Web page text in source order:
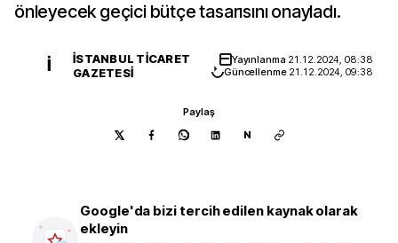
önleyecek geçici bütçe tasarısını onayladı.
İ
İSTANBUL TICARET
GAZETESI
Yayınlanma 21.12.2024, 08:38
Güncellenme 21.12.2024, 09:38
Paylaş
N
Google'da bizi tercih edilen kaynak olarak
ekleyin